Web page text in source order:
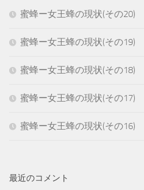
蜜蜂ー女王蜂の現状(その20)
蜜蜂ー女王蜂の現状(その19)
蜜蜂ー女王蜂の現状(その18)
蜜蜂ー女王蜂の現状(その17)
蜜蜂ー女王蜂の現状(その16)
最近のコメント